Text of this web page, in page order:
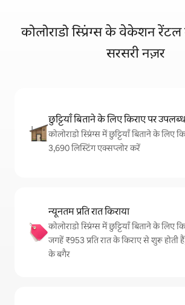
कोलोराडो स्प्रिंग्स के वेकेशन
सरसरी नज़र
छुट्टियाँ बिताने के लिए किराए पर
कोलोराडो स्प्रिंग्स में छुट्टियाँ बिताने के लिए
3,690 लिस्टिंग एक्सप्लोर करें
न्यूनतम प्रति रात किराया
कोलोराडो स्प्रिंग्स में छुट्टियाँ बिताने के लिए
जगहें ₹953 प्रति रात के किराए से शुरू
के बगैर